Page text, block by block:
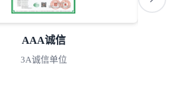
AAA诚信
3A诚信单位